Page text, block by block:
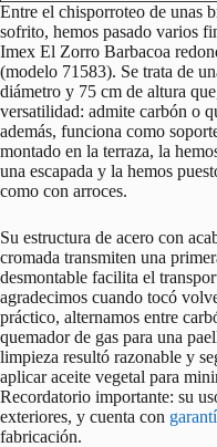
Entre el chisporroteo de unas
sofrito, hemos pasado varios
Imex El Zorro Barbacoa
(modelo 71583). Se trata de
diámetro y 75 cm de altura
versatilidad: admite carbón o
además, funciona como
montado en la terraza, la
una escapada y la hemos
como con arroces.
Su estructura de acero con
cromada transmiten una
desmontable facilita el
agradecimos cuando tocó
práctico, alternamos entre
quemador de gas para una
limpieza resultó razonable y
aplicar aceite vegetal para
Recordatorio importante: su
exteriores, y cuenta con
fabricación.